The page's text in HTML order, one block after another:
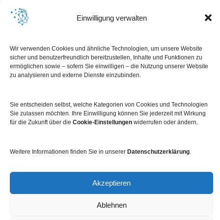
Einwilligung verwalten
Wir verwenden Cookies und ähnliche Technologien, um unsere Website
sicher und benutzerfreundlich bereitzustellen, Inhalte und Funktionen zu
ermöglichen sowie – sofern Sie einwilligen – die Nutzung unserer Website
zu analysieren und externe Dienste einzubinden.
Sie entscheiden selbst, welche Kategorien von Cookies und Technologien
Sie zulassen möchten. Ihre Einwilligung können Sie jederzeit mit Wirkung
für die Zukunft über die Cookie-Einstellungen widerrufen oder ändern.
Weitere Informationen finden Sie in unserer Datenschutzerklärung.
Akzeptieren
Ablehnen